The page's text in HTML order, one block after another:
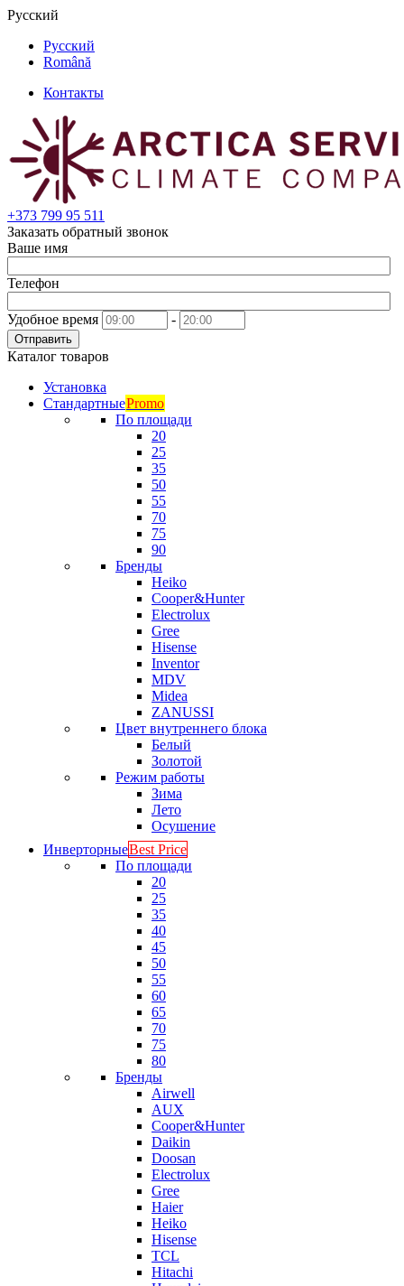
Русский
Русский
Română
Контакты
+373 799 95 511
Заказать обратный звонок
Ваше имя
Телефон
Удобное время -
Отправить
Каталог товаров
Установка
СтандартныеPromo
По площади
20
25
35
50
55
70
75
90
Бренды
Heiko
Cooper&Hunter
Electrolux
Gree
Hisense
Inventor
MDV
Midea
ZANUSSI
Цвет внутреннего блока
Белый
Золотой
Режим работы
Зима
Лето
Осушение
ИнверторныеBest Price
По площади
20
25
35
40
45
50
55
60
65
70
75
80
Бренды
Airwell
AUX
Cooper&Hunter
Daikin
Doosan
Electrolux
Gree
Haier
Heiko
Hisense
TCL
Hitachi